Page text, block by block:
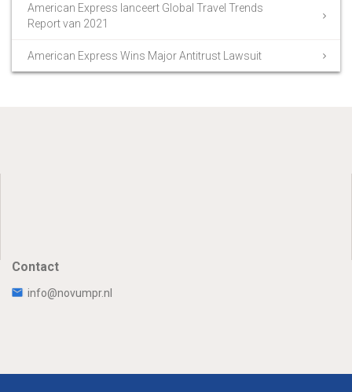
American Express lanceert Global Travel Trends
Report van 2021
American Express Wins Major Antitrust Lawsuit
Contact
info@novumpr.nl